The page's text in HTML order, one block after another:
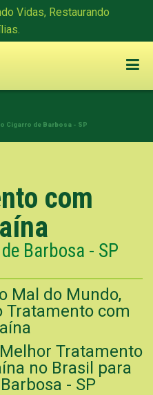
Vidas, Restaurando
Cigarro de Barbosa - SP
com
Barbosa - SP
Mal do Mundo,
Tratamento com
Tratamento
no Brasil para
- SP